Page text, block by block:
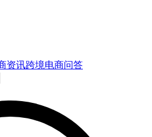
资讯跨境电商问答